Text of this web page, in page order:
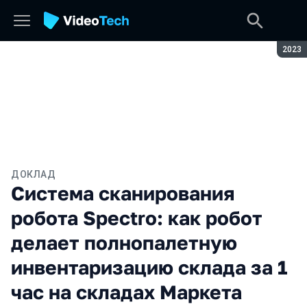
2023
ДОКЛАД
Система сканирования
робота Spectro: как робот
делает полнопалетную
инвентаризацию склада за 1
час на складах Маркета